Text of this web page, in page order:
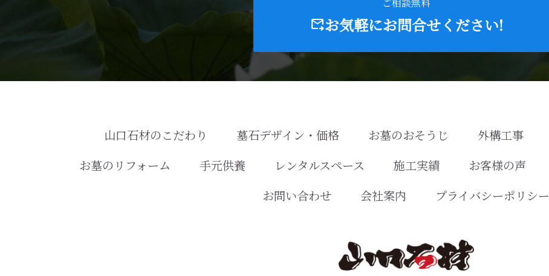
forward_to_inboxお気軽にお問合せください!
山口石材のこだわり 墓石デザイン・価格 お墓のおそうじ 外構工事
お墓のリフォーム
手元供養 レンタルスペース 施工実績 お客様の声
お問い合わせ
会社案内 プライバシーポリシー